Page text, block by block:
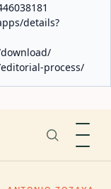
details?
process/